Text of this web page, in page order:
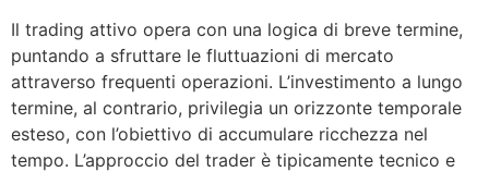
Il trading attivo opera con una logica di breve termine,
puntando a sfruttare le fluttuazioni di mercato
attraverso frequenti operazioni. L’investimento a lungo
termine, al contrario, privilegia un orizzonte temporale
esteso, con l’obiettivo di accumulare ricchezza nel
tempo. L’approccio del trader è tipicamente tecnico e